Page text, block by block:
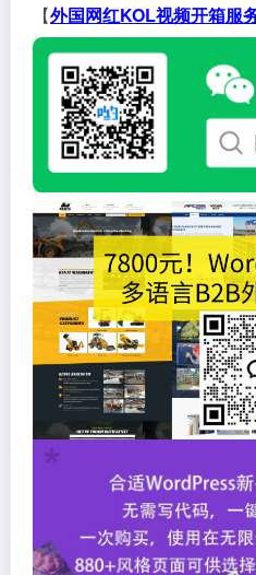
【外国网红KOL视频开箱服